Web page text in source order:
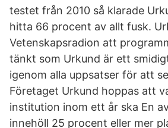
testet från 2010 så klarade
hitta 66 procent av allt fusk.
Vetenskapsradion att
tänkt som Urkund är ett
igenom alla uppsatser för att
Företaget Urkund hoppas att
institution inom ett år ska En
innehöll 25 procent eller mer